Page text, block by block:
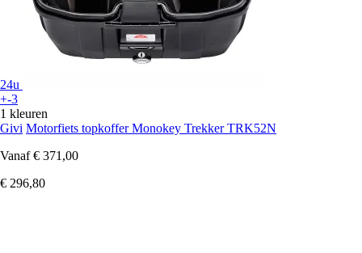
24u
+-3
1 kleuren
Givi Motorfiets topkoffer Monokey Trekker TRK52N
Vanaf € 371,00
€ 296,80